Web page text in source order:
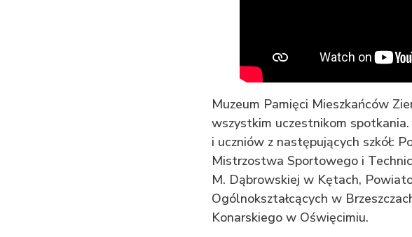
Muzeum Pamięci Mieszkańców
wszystkim uczestnikom
i uczniów z następujących szkół:
Mistrzostwa Sportowego i
M. Dąbrowskiej w Kętach,
Ogólnokształcących w
Konarskiego w Oświęcimiu.